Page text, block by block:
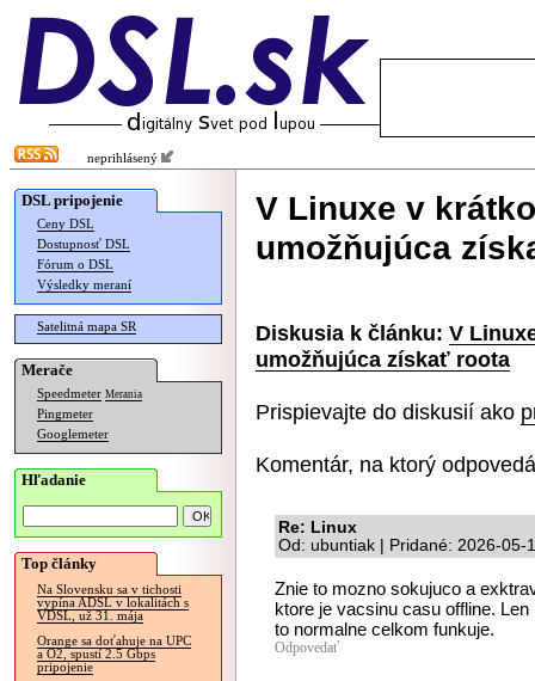
neprihlásený
DSL pripojenie
Ceny DSL
Dostupnosť DSL
Fórum o DSL
Výsledky meraní
Satelitná mapa SR
Merače
Speedmeter Merania
Pingmeter
Googlemeter
Hľadanie
Top články
Na Slovensku sa v tichosti
vypína ADSL v lokalitách s
VDSL, už 31. mája
Orange sa doťahuje na UPC
a O2, spustí 2.5 Gbps
pripojenie
V Linuxe v
umožňujúca
Diskusia k článku: V
umožňujúca získať roota
Prispievajte do diskusií ako
Komentár, na ktorý
Re: Linux
Od: ubuntiak | Pridané: 2026-05-
Znie to mozno sokujuco a
ktore je vacsinu casu offline.
to normalne celkom funkuje.
Odpovedať